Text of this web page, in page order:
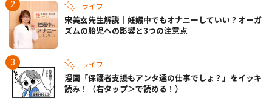
ライフ
宋美玄先生解説｜妊娠中でもオナニーしていい？オーガ
ズムの胎児への影響と3つの注意点
ライフ
漫画「保護者支援もアンタ達の仕事でしょ？」をイッキ
読み！（右タップ＞で読める！）